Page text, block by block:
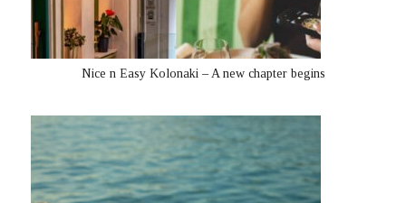
Nice n Easy Kolonaki – A new chapter begins